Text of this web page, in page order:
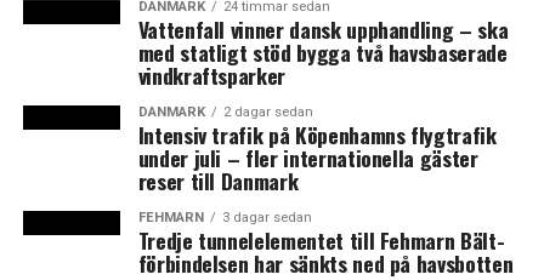
Nästan 5 000 tillgängliga laddstolpar har satts upp i
Danmark – stor ökning under 2021
DANMARK 24 timmar sedan
Vattenfall vinner dansk upphandling – ska
med statligt stöd bygga två havsbaserade
vindkraftsparker
DANMARK 2 dagar sedan
Intensiv trafik på Köpenhamns flygtrafik
under juli – fler internationella gäster
reser till Danmark
FEHMARN 3 dagar sedan
Tredje tunnelelementet till Fehmarn Bält-
förbindelsen har sänkts ned på havsbotten